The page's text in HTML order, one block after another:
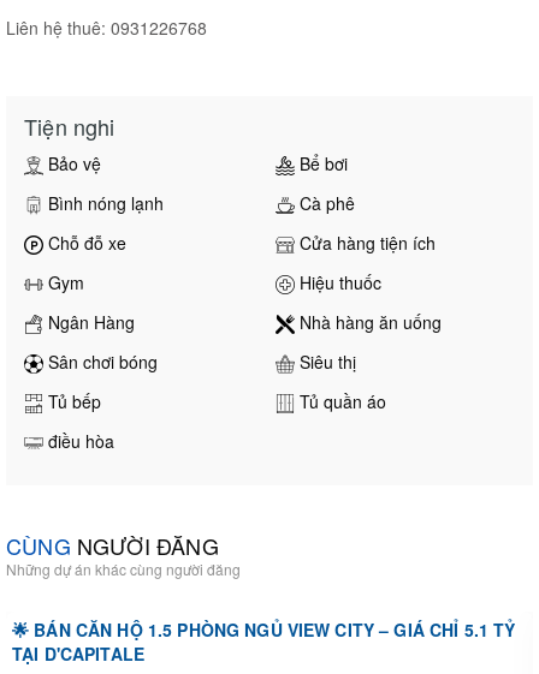
Liên hệ thuê: 0931226768
Tiện nghi
Bảo vệ
Bể bơi
Bình nóng lạnh
Cà phê
Chỗ đỗ xe
Cửa hàng tiện ích
Gym
Hiệu thuốc
Ngân Hàng
Nhà hàng ăn uống
Sân chơi bóng
Siêu thị
Tủ bếp
Tủ quần áo
điều hòa
CÙNG NGƯỜI ĐĂNG
Những dự án khác cùng người đăng
🌟 BÁN CĂN HỘ 1.5 PHÒNG NGỦ VIEW CITY – GIÁ CHỈ 5.1 TỶ
TẠI D'CAPITALE